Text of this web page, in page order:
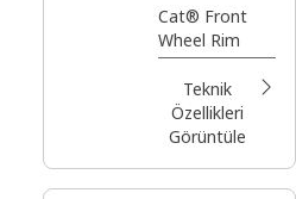
GRUBU
Cat® Front
Wheel Rim
Teknik
Özellikleri
Görüntüle